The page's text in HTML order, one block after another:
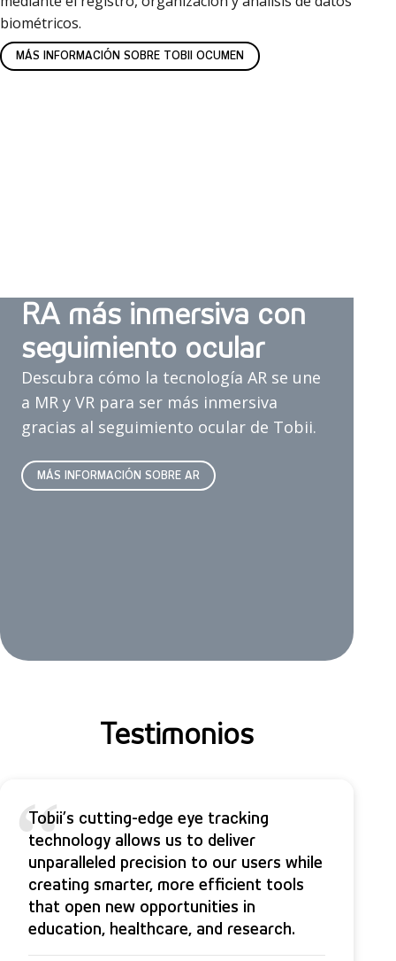
biométricos.
MÁS INFORMACIÓN SOBRE TOBII OCUMEN
RA más inmersiva con
seguimiento ocular
Descubra cómo la tecnología AR se une
a MR y VR para ser más inmersiva
gracias al seguimiento ocular de Tobii.
MÁS INFORMACIÓN SOBRE AR
Testimonios
“
Tobii’s cutting-edge eye tracking
technology allows us to deliver
unparalleled precision to our users while
creating smarter, more efficient tools
that open new opportunities in
education, healthcare, and research.